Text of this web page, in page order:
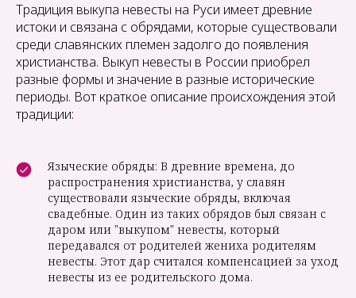
Традиция выкупа невесты на Руси имеет древние
истоки и связана с обрядами, которые существовали
среди славянских племен задолго до появления
христианства. Выкуп невесты в России приобрел
разные формы и значение в разные исторические
периоды. Вот краткое описание происхождения этой
традиции:
Языческие обряды: В древние времена, до
распространения христианства, у славян
существовали языческие обряды, включая
свадебные. Один из таких обрядов был связан с
даром или "выкупом" невесты, который
передавался от родителей жениха родителям
невесты. Этот дар считался компенсацией за уход
невесты из ее родительского дома.